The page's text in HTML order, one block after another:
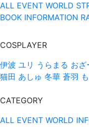
ALL EVENT WORLD
BOOK INFORMATION
COSPLAYER
伊波 ユリ うらまる おざ
猫田 あしゅ 冬華 蒼羽
CATEGORY
ALL EVENT WORLD